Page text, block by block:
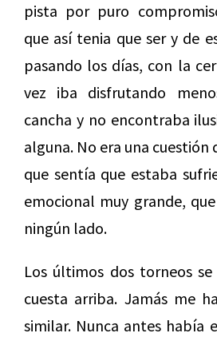
pista por puro
que así tenia que ser y de
pasando los días, con la
vez iba disfrutando
cancha y no encontraba
alguna. No era una cuestión
que sentía que estaba
emocional muy grande,
ningún lado.
Los últimos dos torneos
cuesta arriba. Jamás me
similar. Nunca antes había